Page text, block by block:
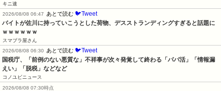
キニ速
2026/08/08 06:47
あとで読む 🐦Tweet
バイトが佐川に持っていこうとした荷物、デスストランディングすぎると話題に
ｗｗｗｗｗｗ
スマブラ屋さん
2026/08/08 06:30
あとで読む 🐦Tweet
国税庁、「前例のない悪質な」不祥事が次々発覚して終わる「パパ活」「情報漏
えい」「脱税」などなど
コノユビニュース
2026/08/08 07:30時点